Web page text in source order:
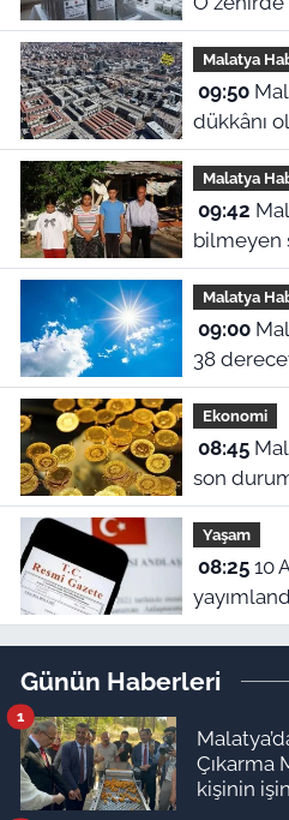
yarım
yakalandı!
Malatya
09:50Malatya'da evi, arsası,
dükkânı
vergi
Malatya
09:42
bilmeyen
hayatını
Malatya
09:00Malatya’da termometreler
38
derecelik
Ekonomi
08:45Malatya’da altın fiyatlarında
son
kaç TL
fiyatlar)
Yaşam
08:2510 Ağustos Resmi Gazete
Günün Haberleri
Çıkarma
kişinin
1